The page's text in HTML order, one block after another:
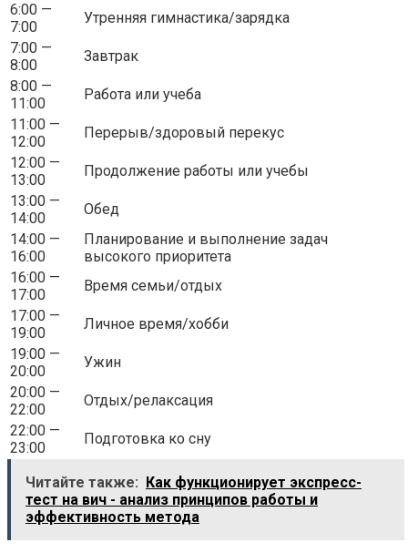
6:00 —
7:00
Утренняя гимнастика/зарядка
7:00 —
8:00
Завтрак
8:00 —
11:00
Работа или учеба
11:00 —
12:00
Перерыв/здоровый перекус
12:00 —
13:00
Продолжение работы или учебы
13:00 —
14:00
Обед
14:00 —
16:00
Планирование и выполнение задач
высокого приоритета
16:00 —
17:00
Время семьи/отдых
17:00 —
19:00
Личное время/хобби
19:00 —
20:00
Ужин
20:00 —
22:00
Отдых/релаксация
22:00 —
23:00
Подготовка ко сну
Читайте также: Как функционирует экспресс-
тест на вич - анализ принципов работы и
эффективность метода